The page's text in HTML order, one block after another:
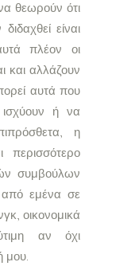
θεωρούν ότι
είναι
πλέον οι
και αλλάζουν
αυτά που
ή να
η
περισσότερο
συμβούλων
από εμένα σε
οικονομικά
αν όχι
μου.